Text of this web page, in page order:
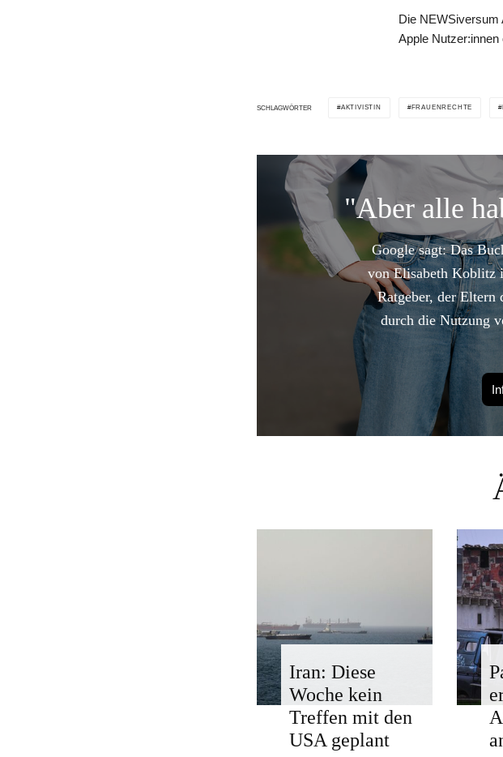
Die NEWSiversum
Apple Nutzer:innen
SCHLAGWÖRTER AKTIVISTIN FRAUENRECHTE
"Aber alle
Google sagt: Das
von Elisabeth Koblitz
Ratgeber, der
durch die Nutzung
Iran: Diese
Woche kein
Treffen mit den
USA geplant